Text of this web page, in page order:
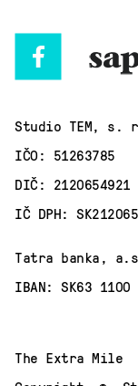
Studio TEM, s.
IČO: 51263785
DIČ: 2120654921
IČ DPH:
Tatra banka,
IBAN: SK63
The Extra Mile